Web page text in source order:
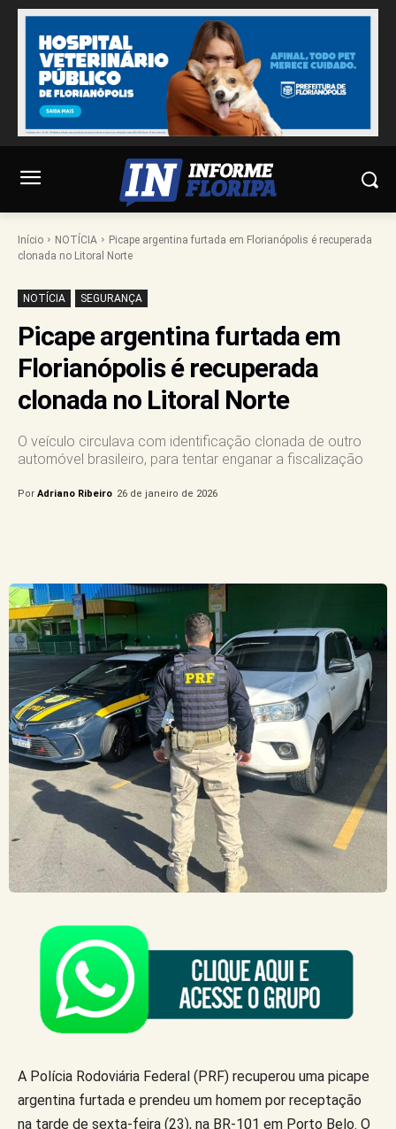
Início NOTÍCIA
Picape argentina furtada em Florianópolis é recuperada
clonada no Litoral Norte
NOTÍCIA SEGURANÇA
Picape argentina furtada em
Florianópolis é recuperada
clonada no Litoral Norte
O veículo circulava com identificação clonada de outro
automóvel brasileiro, para tentar enganar a fiscalização
Por Adriano Ribeiro 26 de janeiro de 2026
A Polícia Rodoviária Federal (PRF) recuperou uma picape
argentina furtada e prendeu um homem por receptação
na tarde de sexta-feira (23), na BR-101 em Porto Belo. O